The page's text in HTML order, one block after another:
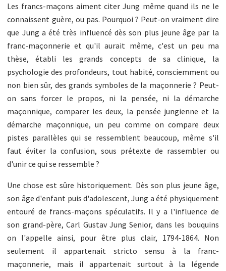
Les francs-maçons aiment citer Jung même quand ils ne le
connaissent guère, ou pas. Pourquoi ? Peut-on vraiment dire
que Jung a été très influencé dès son plus jeune âge par la
franc-maçonnerie et qu'il aurait même, c'est un peu ma
thèse, établi les grands concepts de sa clinique, la
psychologie des profondeurs, tout habité, consciemment ou
non bien sûr, des grands symboles de la maçonnerie ? Peut-
on sans forcer le propos, ni la pensée, ni la démarche
maçonnique, comparer les deux, la pensée jungienne et la
démarche maçonnique, un peu comme on compare deux
pistes parallèles qui se ressemblent beaucoup, même s'il
faut éviter la confusion, sous prétexte de rassembler ou
d'unir ce qui se ressemble ?
Une chose est sûre historiquement. Dès son plus jeune âge,
son âge d'enfant puis d'adolescent, Jung a été physiquement
entouré de francs-maçons spéculatifs. Il y a l'influence de
son grand-père, Carl Gustav Jung Senior, dans les bouquins
on l'appelle ainsi, pour être plus clair, 1794-1864. Non
seulement il appartenait stricto sensu à la franc-
maçonnerie, mais il appartenait surtout à la légende